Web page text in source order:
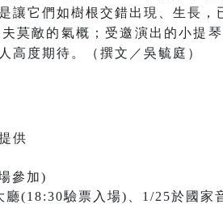
讓它們如樹根交錯出現、生長，
莫敵的氣概；受邀演出的小提
高度期待。（撰文／吳毓庭）
供
參加)
(18:30驗票入場)、1/25於國家